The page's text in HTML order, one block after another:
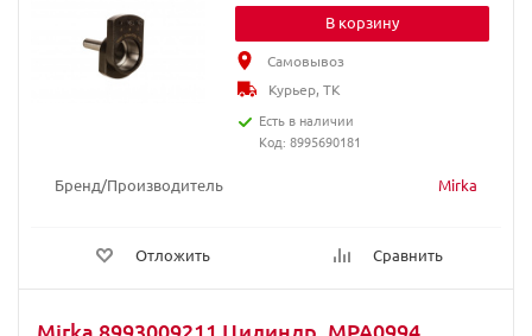
Бренд/Производитель Mirka
Отложить Сравнить
В корзину
Самовывоз
Курьер, ТК
Есть в наличии
Код: 8995690181